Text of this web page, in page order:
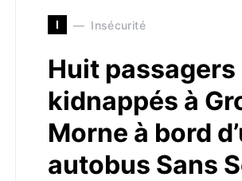
I Insécurité
Huit passagers
kidnappés à
Morne à bord
autobus Sans